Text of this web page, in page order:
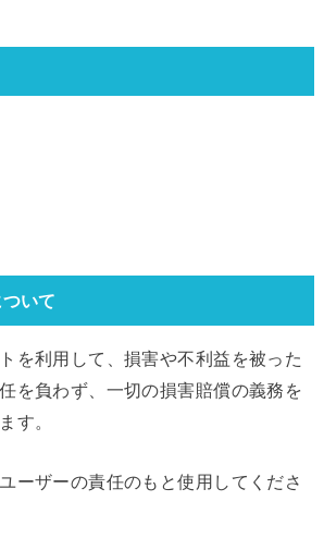
いて
を利用して、損害や不利益を被った
を負わず、一切の損害賠償の義務を
す。
ーザーの責任のもと使用してくださ